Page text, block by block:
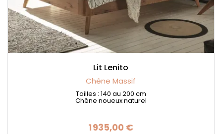
Lit Lenito
Chêne Massif
Tailles : 140 au 200 cm
Chêne noueux naturel
Prix
1 935,00 €